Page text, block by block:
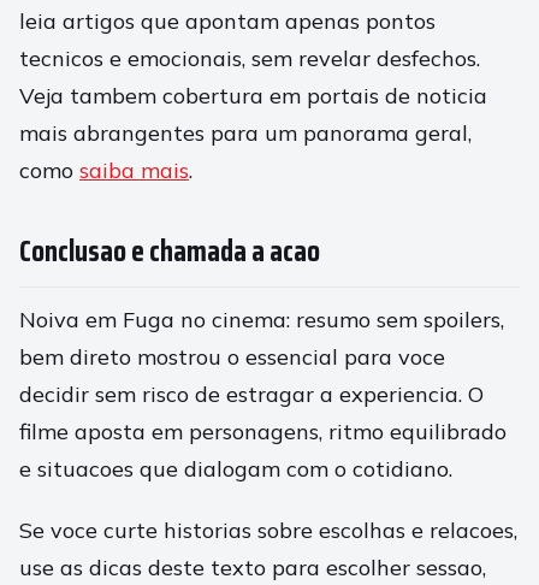
leia artigos que apontam apenas pontos
tecnicos e emocionais, sem revelar desfechos.
Veja tambem cobertura em portais de noticia
mais abrangentes para um panorama geral,
como saiba mais.
Conclusao e chamada a acao
Noiva em Fuga no cinema: resumo sem spoilers,
bem direto mostrou o essencial para voce
decidir sem risco de estragar a experiencia. O
filme aposta em personagens, ritmo equilibrado
e situacoes que dialogam com o cotidiano.
Se voce curte historias sobre escolhas e relacoes,
use as dicas deste texto para escolher sessao,